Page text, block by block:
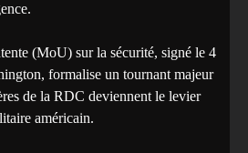
(MoU) sur la sécurité, signé le 4
formalise un tournant majeur
de la RDC deviennent le levier
américain.